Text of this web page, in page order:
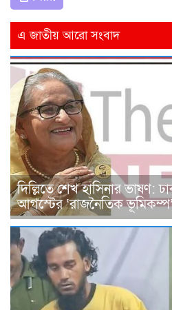
এ জাতীয় আরো সংবাদ
দিল্লিতে শেখ হাসিনার ভাষণ:
আগস্টের ‘রাজনৈতিক